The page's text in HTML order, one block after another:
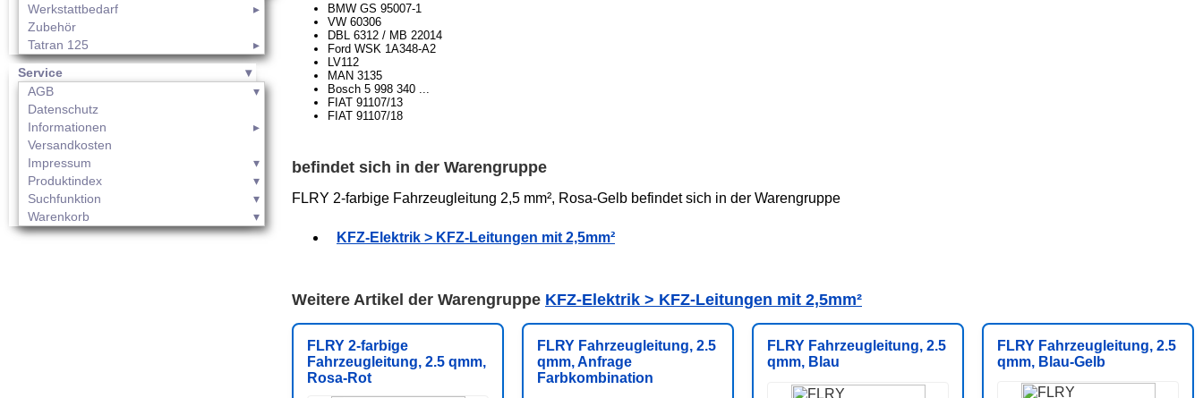
Werkstattbedarf
Zubehör
Tatran 125
Service
AGB
Datenschutz
Informationen
Versandkosten
Impressum
Produktindex
Suchfunktion
Warenkorb
BMW GS 95007-1
VW 60306
DBL 6312 / MB 22014
Ford WSK 1A348-A2
LV112
MAN 3135
Bosch 5 998 340 ...
FIAT 91107/13
FIAT 91107/18
befindet sich in der Warengruppe
FLRY 2-farbige Fahrzeugleitung 2,5 mm², Rosa-Gelb befindet sich in der Warengruppe
KFZ-Elektrik > KFZ-Leitungen mit 2,5mm²
Weitere Artikel der Warengruppe KFZ-Elektrik > KFZ-Leitungen mit 2,5mm²
FLRY 2-farbige
Fahrzeugleitung, 2.5 qmm,
Rosa-Rot
FLRY Fahrzeugleitung, 2.5
qmm, Anfrage
Farbkombination
FLRY Fahrzeugleitung, 2.5
qmm, Blau
FLRY Fahrzeugleitung, 2.5
qmm, Blau-Gelb